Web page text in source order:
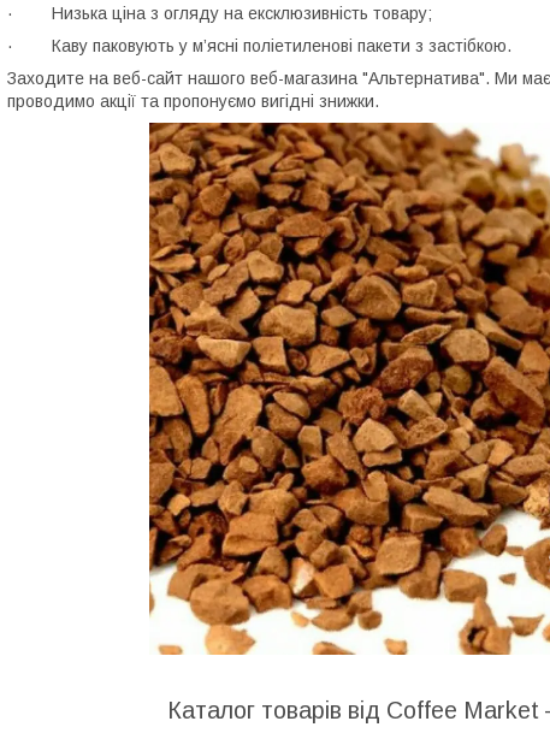
· Низька ціна з огляду на ексклюзивність товару;
· Каву паковують у м’ясні поліетиленові пакети з застібкою.
Заходите на веб-сайт нашого веб-магазина "Альтернатива". Ми
проводимо акції та пропонуємо вигідні знижки.
Каталог товарів від Coffee